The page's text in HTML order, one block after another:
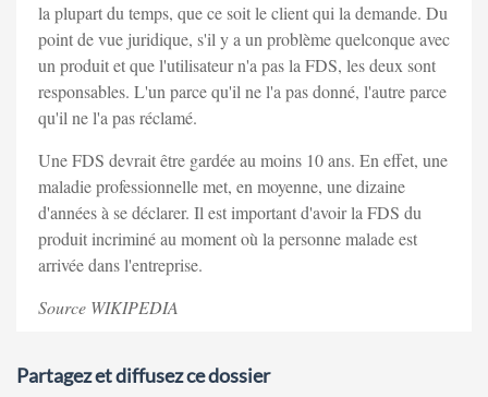
la plupart du temps, que ce soit le client qui la demande. Du
point de vue juridique, s'il y a un problème quelconque avec
un produit et que l'utilisateur n'a pas la FDS, les deux sont
responsables. L'un parce qu'il ne l'a pas donné, l'autre parce
qu'il ne l'a pas réclamé.
Une FDS devrait être gardée au moins 10 ans. En effet, une
maladie professionnelle met, en moyenne, une dizaine
d'années à se déclarer. Il est important d'avoir la FDS du
produit incriminé au moment où la personne malade est
arrivée dans l'entreprise.
Source WIKIPEDIA
Partagez et diffusez ce dossier